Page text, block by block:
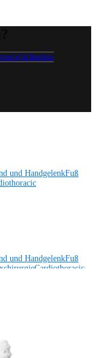
und HandgelenkFuß
und HandgelenkFuß
Cardiothoracic
&
stellt sich